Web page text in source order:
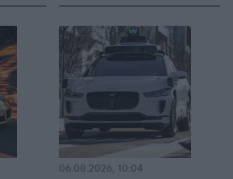
06.08.2026, 10:04